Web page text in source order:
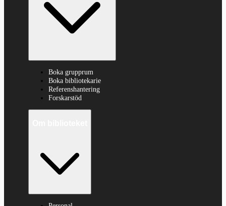
Boka grupprum
Boka bibliotekarie
Referenshantering
Forskarstöd